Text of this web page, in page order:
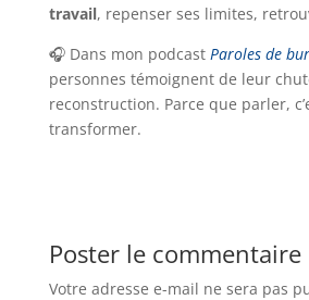
travail, repenser ses limites,
🎧 Dans mon podcast Paroles de
personnes témoignent de leur
reconstruction. Parce que parler,
transformer.
Poster le commentaire
Votre adresse e-mail ne sera pas